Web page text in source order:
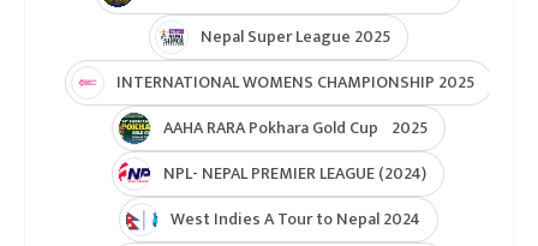
Nepal Super League 2025
INTERNATIONAL WOMENS CHAMPIONSHIP 2025
AAHA RARA Pokhara Gold Cup 2025
NPL- NEPAL PREMIER LEAGUE (2024)
West Indies A Tour to Nepal 2024